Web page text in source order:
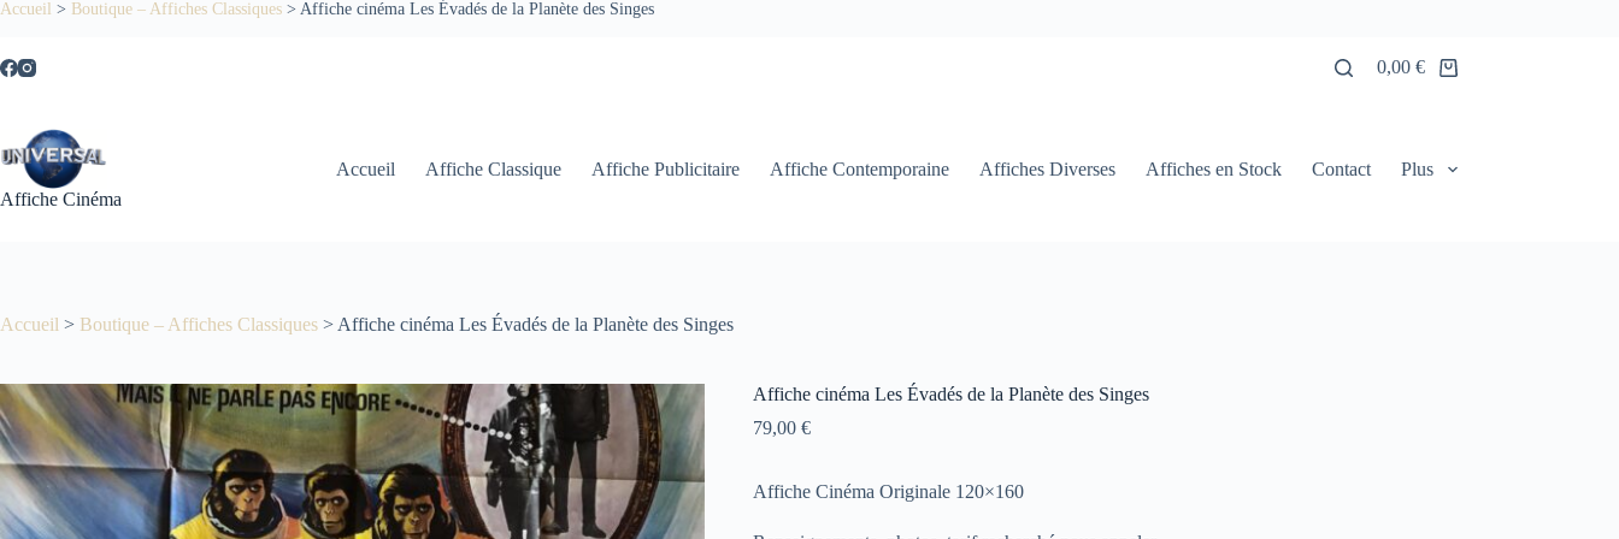
Passer
Accueil > Boutique – Affiches Classiques > Affiche cinéma Les Évadés de la Planète des Singes
Panier
0,00€
Affiche Cinéma
Accueil Affiche Classique Affiche Publicitaire Affiche Contemporaine Affiches Diverses Affiches en Stock Contact Plus
Accueil > Boutique – Affiches Classiques > Affiche cinéma Les Évadés de la Planète des Singes
Affiche cinéma Les Évadés de la Planète des Singes
79,00 €
Affiche Cinéma Originale 120×160